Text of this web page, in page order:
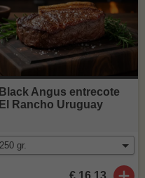
Black Angus entrecote
El Rancho Uruguay
€ 16,13